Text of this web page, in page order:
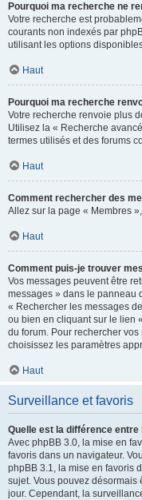
Pourquoi ma recherche ne
Votre recherche est
courants non indexés par
utilisant les options
Haut
Pourquoi ma recherche
Votre recherche renvoie plus
Utilisez la « Recherche
termes utilisés et des forums
Haut
Comment rechercher des
Allez sur la page « Membres
Haut
Comment puis-je trouver
Vos messages peuvent être
messages » dans le panneau
« Rechercher les messages
ou bien en cliquant sur le lien
du forum. Pour rechercher
choisissez les paramètres
Haut
Surveillance et favoris
Quelle est la différence
Avec phpBB 3.0, la mise en
favoris dans un navigateur.
phpBB 3.1, la mise en favoris
sujet. Vous pouvez désormais
jour. Cependant, la